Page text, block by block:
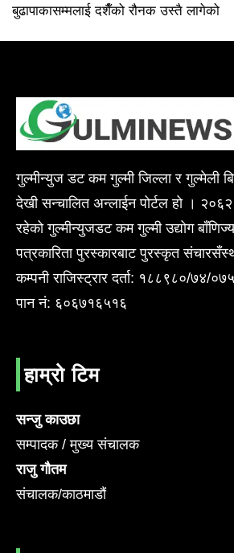
बुढापाकासम्मलाई दशैँको रौनक उस्तै लागेको
गुल्मीन्युज डट कम गुल्मी जिल्ला र गुल्मेली
देखी सन्चालित अन्लाईन पोर्टल हो ।
रहेको गुल्मीन्युजडट कम गुल्मी उद्योग
पत्रकारिता पुरस्कारबाट पुरस्कृत
कम्पनी राजिस्ट्रार दर्ता: १८८९८०/७४/०७५
पान नं: ६०६७१६५१६
हाम्रो टिम
सन्जु काउछा
सम्पादक / मुख्य संचालक
राजु गौतम
संचालक/काठमाडौं